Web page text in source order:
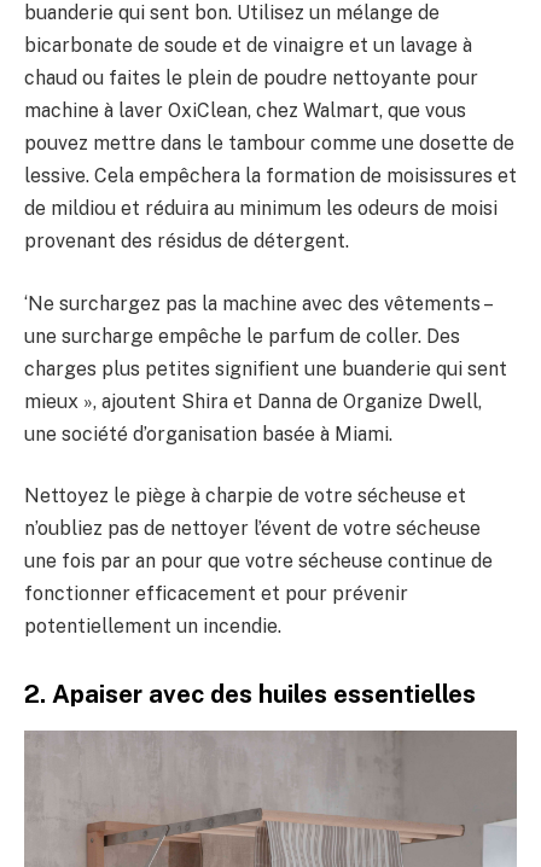
buanderie qui sent bon. Utilisez un mélange de
bicarbonate de soude et de vinaigre et un lavage à
chaud ou faites le plein de poudre nettoyante pour
machine à laver OxiClean, chez Walmart, que vous
pouvez mettre dans le tambour comme une dosette de
lessive. Cela empêchera la formation de moisissures et
de mildiou et réduira au minimum les odeurs de moisi
provenant des résidus de détergent.
‘Ne surchargez pas la machine avec des vêtements –
une surcharge empêche le parfum de coller. Des
charges plus petites signifient une buanderie qui sent
mieux », ajoutent Shira et Danna de Organize Dwell,
une société d’organisation basée à Miami.
Nettoyez le piège à charpie de votre sécheuse et
n’oubliez pas de nettoyer l’évent de votre sécheuse
une fois par an pour que votre sécheuse continue de
fonctionner efficacement et pour prévenir
potentiellement un incendie.
2. Apaiser avec des huiles essentielles